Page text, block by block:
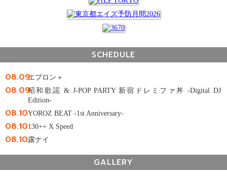
SCHEDULE
08.09エプロン＋
08.09昭和歌謡 & J-POP PARTY 新宿ドレミファ丼 -Digital DJ
Edition-
08.10YOROZ BEAT -1st Anniversary-
08.10130++ X Speed
08.10露ナイ
GALLERY